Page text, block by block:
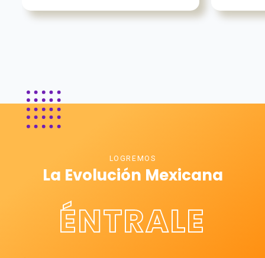
LOGREMOS
La Evolución Mexicana
ÉNTRALE